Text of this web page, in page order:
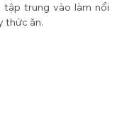
tập trung vào làm nổi
thức ăn.